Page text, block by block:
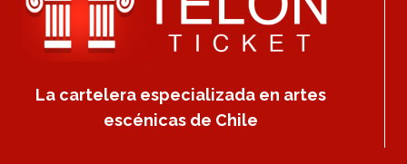
La cartelera especializada en artes
escénicas de Chile